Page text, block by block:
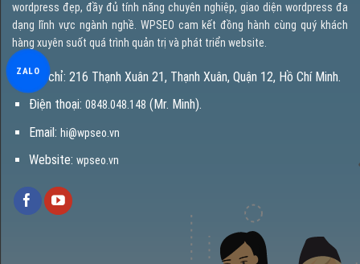
wordpress đẹp, đầy đủ tính năng chuyên nghiệp, giao diện wordpress đa
dạng lĩnh vực ngành nghề. WPSEO cam kết đồng hành cùng quý khách
hàng xuyên suốt quá trình quản trị và phát triển website.
Địa chỉ: 216 Thạnh Xuân 21, Thạnh Xuân, Quận 12, Hồ Chí Minh.
Điện thoại: 0848.048.148 (Mr. Minh).
Email: hi@wpseo.vn
Website: wpseo.vn
ZALO